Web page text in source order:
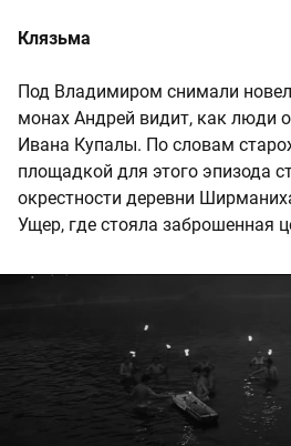
Клязьма
Под Владимиром снимали
монах Андрей видит, как люди
Ивана Купалы. По словам
площадкой для этого эпизода
окрестности деревни
Ущер, где стояла заброшенная